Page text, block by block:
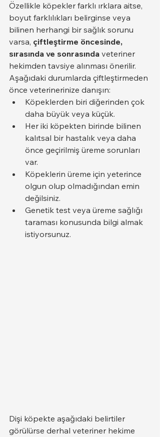
Özellikle köpekler farklı ırklara aitse,
boyut farklılıkları belirginse veya
bilinen herhangi bir sağlık sorunu
varsa, çiftleştirme öncesinde,
sırasında ve sonrasında veteriner
hekimden tavsiye alınması önerilir.
Aşağıdaki durumlarda çiftleştirmeden
önce veterinerinize danışın:
Köpeklerden biri diğerinden çok
daha büyük veya küçük.
Her iki köpekten birinde bilinen
kalıtsal bir hastalık veya daha
önce geçirilmiş üreme sorunları
var.
Köpeklerin üreme için yeterince
olgun olup olmadığından emin
değilsiniz.
Genetik test veya üreme sağlığı
taraması konusunda bilgi almak
istiyorsunuz.
Dişi köpekte aşağıdaki belirtiler
görülürse derhal veteriner hekime